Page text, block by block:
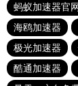
蚂蚁加速器官
海鸥加速器
极光加速器
酷通加速器